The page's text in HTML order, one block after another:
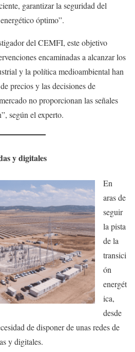
garantizar la seguridad del
óptimo”.
del CEMFI, este objetivo
encaminadas a alcanzar los
y la política medioambiental han
precios y las decisiones de
no proporcionan las señales
según el experto.
y digitales
En
aras de
seguir
la pista
de la
transici
ón
energét
ica,
desde
de disponer de unas redes de
y digitales.